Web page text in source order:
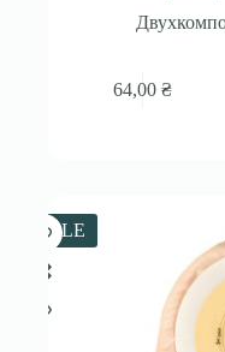
64,00₴
SALE